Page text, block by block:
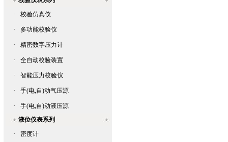
·
校验仿真仪
· 多功能校验仪
· 精密数字压力计
· 全自动校验装置
· 智能压力校验仪
· 手(电,自)动气压源
·
手(电,自)动液压源
液位仪表系列
·
密度计